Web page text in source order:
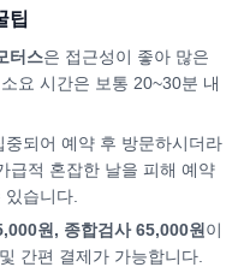
팁
터스은 접근성이 좋아 많은
요 시간은 보통 20~30분 내
중되어 예약 후 방문하시더라
급적 혼잡한 날을 피해 예약
습니다.
원, 종합검사 65,000원 이
간편 결제가 가능합니다.